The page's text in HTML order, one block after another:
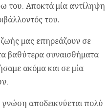
του. Αποκτά μία αντίληψη
του.
μας επηρεάζουν σε
βαθύτερα συναισθήματα
ακόμα και σε μία
αποδεικνύεται πολύ